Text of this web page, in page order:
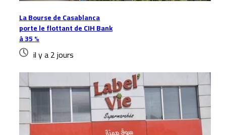
La Bourse de Casablanca
porte le flottant de CIH Bank
à 35 %
il y a 2 jours